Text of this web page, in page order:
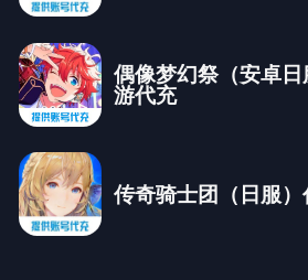
偶像梦幻祭（安卓日
游代充
传奇骑士团（日服）